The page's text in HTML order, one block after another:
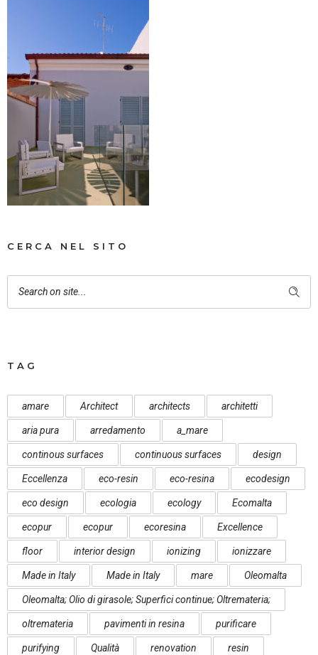
CERCA NEL SITO
TAG
amare Architect architects architetti
aria pura arredamento a_mare
continous surfaces continuous surfaces design
Eccellenza eco-resin eco-resina ecodesign
eco design ecologia ecology Ecomalta
ecopur ecopur ecoresina Excellence
floor interior design ionizing ionizzare
Made in Italy Made in Italy mare Oleomalta
Oleomalta; Olio di girasole; Superfici continue; Oltremateria;
oltremateria pavimenti in resina purificare
purifying Qualità renovation resin